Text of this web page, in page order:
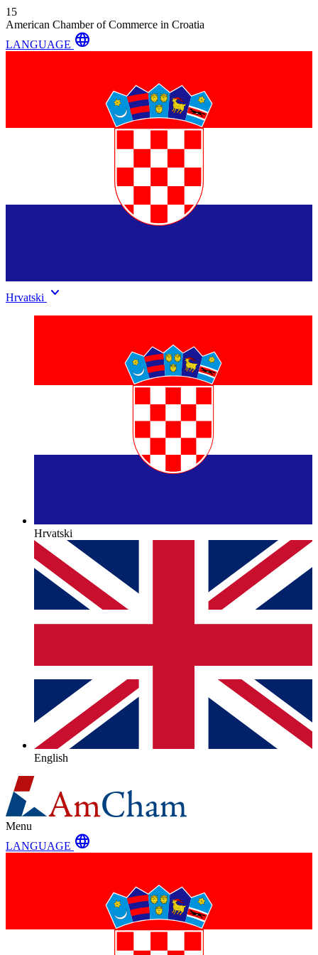
15
American Chamber of Commerce in Croatia
LANGUAGE language
Hrvatski keyboard_arrow_down
Hrvatski
English
Menu
LANGUAGE language